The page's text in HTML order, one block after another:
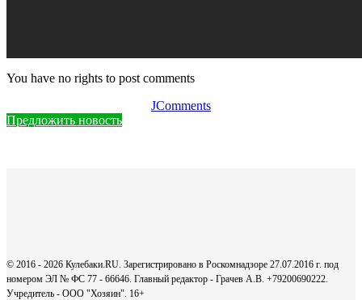
You have no rights to post comments
JComments
Предложить новость
© 2016 - 2026 Кулебаки.RU. Зарегистрировано в Роскомнадзоре 27.07.2016 г. под
номером ЭЛ № ФС 77 - 66646. Главный редактор - Грачев А.В. +79200690222.
Учредитель - ООО "Хозяин". 16+